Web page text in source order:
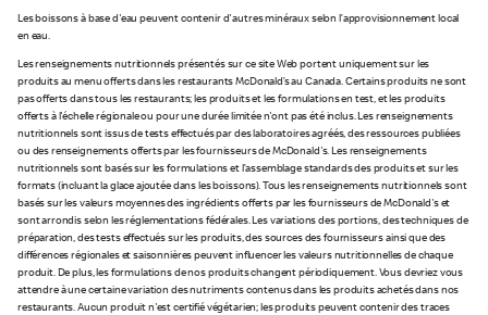
Les boissons à base d'eau peuvent contenir d'autres minéraux selon l’approvisionnement local
en eau.
Les renseignements nutritionnels présentés sur ce site Web portent uniquement sur les
produits au menu offerts dans les restaurants McDonald’s au Canada. Certains produits ne sont
pas offerts dans tous les restaurants; les produits et les formulations en test, et les produits
offerts à l'échelle régionale ou pour une durée limitée n'ont pas été inclus. Les renseignements
nutritionnels sont issus de tests effectués par des laboratoires agréés, des ressources publiées
ou des renseignements offerts par les fournisseurs de McDonald's. Les renseignements
nutritionnels sont basés sur les formulations et l’assemblage standards des produits et sur les
formats (incluant la glace ajoutée dans les boissons). Tous les renseignements nutritionnels sont
basés sur les valeurs moyennes des ingrédients offerts par les fournisseurs de McDonald's et
sont arrondis selon les réglementations fédérales. Les variations des portions, des techniques de
préparation, des tests effectués sur les produits, des sources des fournisseurs ainsi que des
différences régionales et saisonnières peuvent influencer les valeurs nutritionnelles de chaque
produit. De plus, les formulations de nos produits changent périodiquement. Vous devriez vous
attendre à une certaine variation des nutriments contenus dans les produits achetés dans nos
restaurants. Aucun produit n'est certifié végétarien; les produits peuvent contenir des traces